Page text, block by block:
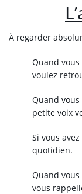
À regarder
Quand
voulez
Quand vous
petite voix
Si vous
quotidien.
Quand
vous